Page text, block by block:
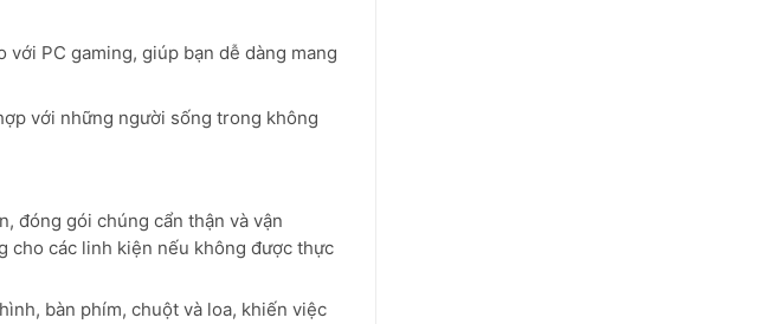
PC gaming, giúp bạn dễ dàng mang
với những người sống trong không
đóng gói chúng cẩn thận và vận
cho các linh kiện nếu không được thực
bàn phím, chuột và loa, khiến việc